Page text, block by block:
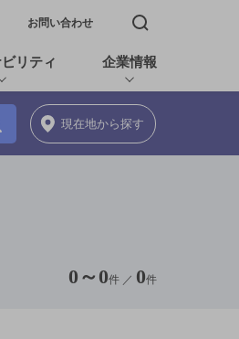
お問い合わせ 検索窓を開く
リティ 企業情報
現在地から探す
0 ～ 0件 ／ 0件